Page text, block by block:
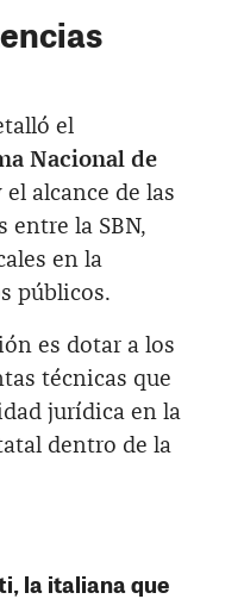
el
Nacional de
el alcance de las
entre la SBN,
en la
públicos.
es dotar a los
técnicas que
jurídica en la
dentro de la
la italiana que